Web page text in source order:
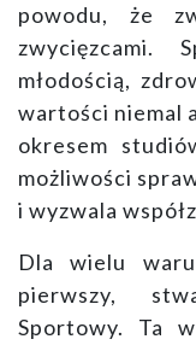
powodu, że
młodością,
wartości niemal
okresem
możliwości
i wyzwala
Dla wielu
pierwszy,
Sportowy. Ta